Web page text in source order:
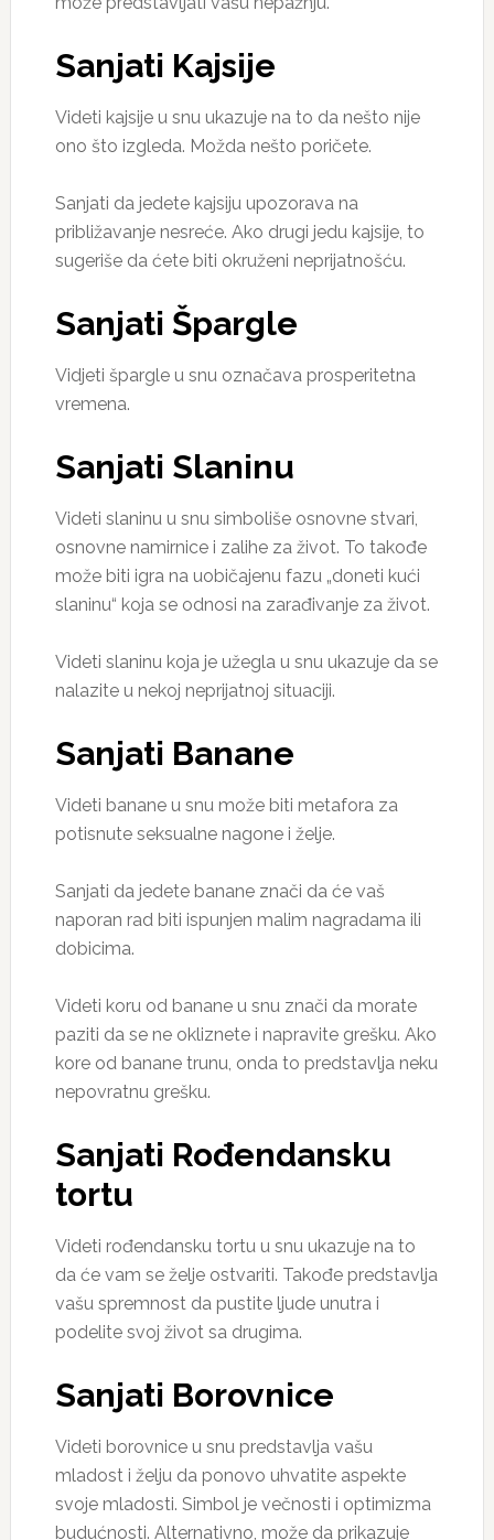
Sanjati Kajsije
Videti kajsije u snu ukazuje na to da nešto nije
ono što izgleda. Možda nešto poričete.
Sanjati da jedete kajsiju upozorava na
približavanje nesreće. Ako drugi jedu kajsije, to
sugeriše da ćete biti okruženi neprijatnošću.
Sanjati Špargle
Vidjeti špargle u snu označava prosperitetna
vremena.
Sanjati Slaninu
Videti slaninu u snu simboliše osnovne stvari,
osnovne namirnice i zalihe za život. To takođe
može biti igra na uobičajenu fazu „doneti kući
slaninu“ koja se odnosi na zarađivanje za život.
Videti slaninu koja je užegla u snu ukazuje da se
nalazite u nekoj neprijatnoj situaciji.
Sanjati Banane
Videti banane u snu može biti metafora za
potisnute seksualne nagone i želje.
Sanjati da jedete banane znači da će vaš
naporan rad biti ispunjen malim nagradama ili
dobicima.
Videti koru od banane u snu znači da morate
paziti da se ne okliznete i napravite grešku. Ako
kore od banane trunu, onda to predstavlja neku
nepovratnu grešku.
Sanjati Rođendansku
tortu
Videti rođendansku tortu u snu ukazuje na to
da će vam se želje ostvariti. Takođe predstavlja
vašu spremnost da pustite ljude unutra i
podelite svoj život sa drugima.
Sanjati Borovnice
Videti borovnice u snu predstavlja vašu
mladost i želju da ponovo uhvatite aspekte
svoje mladosti. Simbol je večnosti i optimizma
budućnosti. Alternativno, može da prikazuje